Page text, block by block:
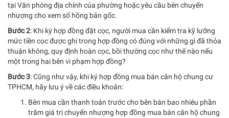
tại Văn phòng địa chính của phường hoặc yêu cầu bên chuyển
nhượng cho xem sổ hồng bản gốc.
Bước 2: Khi ký hợp đồng đặt cọc, người mua cần kiểm tra kỹ lưỡng
mức tiền cọc được ghi trong hợp đồng có đúng với những gì đã thỏa
thuận không, quy định hoàn cọc, bồi thường cọc như thế nào nếu
một trong hai bên vi phạm hợp đồng?
Bước 3: Cũng như vậy, khi ký hợp đồng mua bán căn hộ chung cư
TPHCM, hãy lưu ý về các điều khoản:
Bên mua cần thanh toán trước cho bên bán bao nhiêu phần
trăm giá trị chuyển nhượng hợp đồng mua bán căn hộ chung